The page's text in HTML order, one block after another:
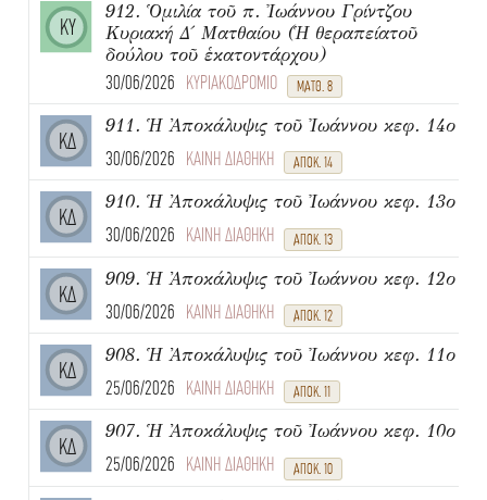
ΚΥ
912. Ὁμιλία τοῦ π. Ἰωάννου Γρίντζου
Κυριακή Δ΄ Ματθαίου (Ἡ θεραπείατοῦ
δούλου τοῦ ἑκατοντάρχου)
30/06/2026 ΚΥΡΙΑΚΟΔΡΟΜΙΟ ΜΑΤΘ. 8
ΚΔ
911. Ἡ Ἀποκάλυψις τοῦ Ἰωάννου κεφ. 14ο
30/06/2026 ΚΑΙΝΗ ΔΙΑΘΗΚΗ ΑΠΟΚ. 14
ΚΔ
910. Ἡ Ἀποκάλυψις τοῦ Ἰωάννου κεφ. 13ο
30/06/2026 ΚΑΙΝΗ ΔΙΑΘΗΚΗ ΑΠΟΚ. 13
ΚΔ
909. Ἡ Ἀποκάλυψις τοῦ Ἰωάννου κεφ. 12ο
30/06/2026 ΚΑΙΝΗ ΔΙΑΘΗΚΗ ΑΠΟΚ. 12
ΚΔ
908. Ἡ Ἀποκάλυψις τοῦ Ἰωάννου κεφ. 11ο
25/06/2026 ΚΑΙΝΗ ΔΙΑΘΗΚΗ ΑΠΟΚ. 11
ΚΔ
907. Ἡ Ἀποκάλυψις τοῦ Ἰωάννου κεφ. 10ο
25/06/2026 ΚΑΙΝΗ ΔΙΑΘΗΚΗ ΑΠΟΚ. 10